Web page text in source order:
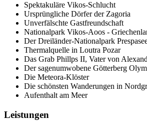
Spektakuläre Vikos-Schlucht
Ursprüngliche Dörfer der Zagoria
Unverfälschte Gastfreundschaft
Nationalpark Vikos-Aoos -
Der Dreiländer-Nationalpark
Thermalquelle in Loutra Pozar
Das Grab Phillps II, Vater von
Der sagenumwobene Götterberg
Die Meteora-Klöster
Die schönsten Wanderungen in
Aufenthalt am Meer
Leistungen